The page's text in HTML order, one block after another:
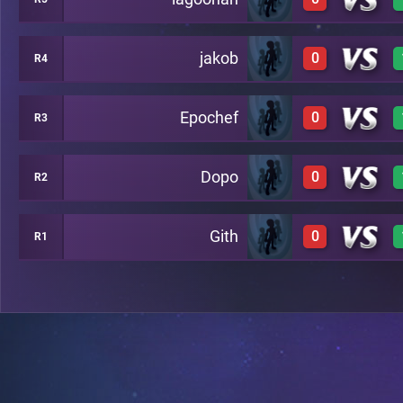
0 A23
0 A22
R4 jakob 0
0 A21
R3 Epochef 0
0 A20
R2 Dopo 0
0 A19
R1 Gith 0